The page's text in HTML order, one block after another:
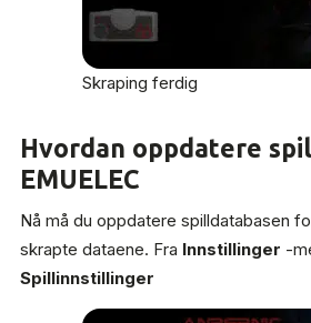
Skraping ferdig
Hvordan oppdatere
EMUELEC
Nå må du oppdatere spilldatabasen
skrapte dataene. Fra Innstillinger -
Spillinnstillinger